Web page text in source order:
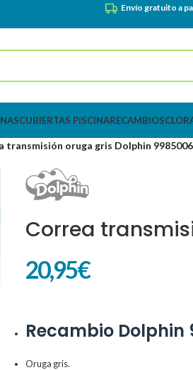
Envío gratuito a
CUBIERTAS PISCINARECAMBIOS
transmisión oruga gris Dolphin 9985006
Correa
20,95€
Recambio Dolphin
Oruga gris.